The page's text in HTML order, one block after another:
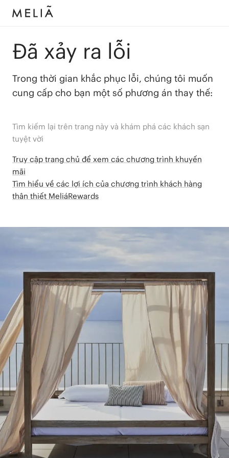
Đã xảy ra lỗi
Trong thời gian khắc phục lỗi, chúng tôi muốn
cung cấp cho bạn một số phương án thay thế:
Tìm kiếm lại trên trang này và khám phá các khách sạn
tuyệt vời
Truy cập trang chủ để xem các chương trình khuyến
mãi
Tìm hiểu về các lợi ích của chương trình khách hàng
thân thiết MeliáRewards